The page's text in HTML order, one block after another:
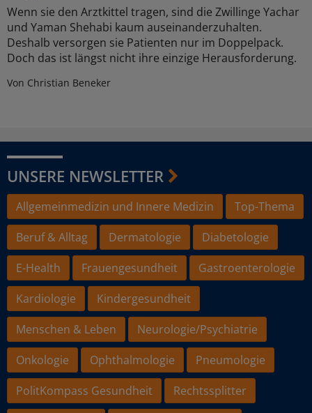
Wenn sie den Arztkittel tragen, sind die Zwillinge Yachar
und Yaman Shehabi kaum auseinanderzuhalten.
Deshalb versorgen sie Patienten nur im Doppelpack.
Doch das ist längst nicht ihre einzige Herausforderung.
Von Christian Beneker
UNSERE NEWSLETTER
Allgemeinmedizin und Innere Medizin
Top-Thema
Beruf & Alltag
Dermatologie
Diabetologie
E-Health
Frauengesundheit
Gastroenterologie
Kardiologie
Kindergesundheit
Menschen & Leben
Neurologie/Psychiatrie
Onkologie
Ophthalmologie
Pneumologie
PolitKompass Gesundheit
Rechtssplitter